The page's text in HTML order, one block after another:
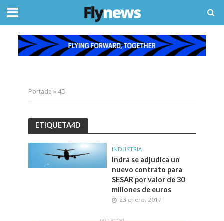
Portada »4D
ETIQUETA4D
INDUSTRIA
Indra se adjudica un
nuevo contrato para
SESAR por valor de 30
millones de euros
23 enero, 2017